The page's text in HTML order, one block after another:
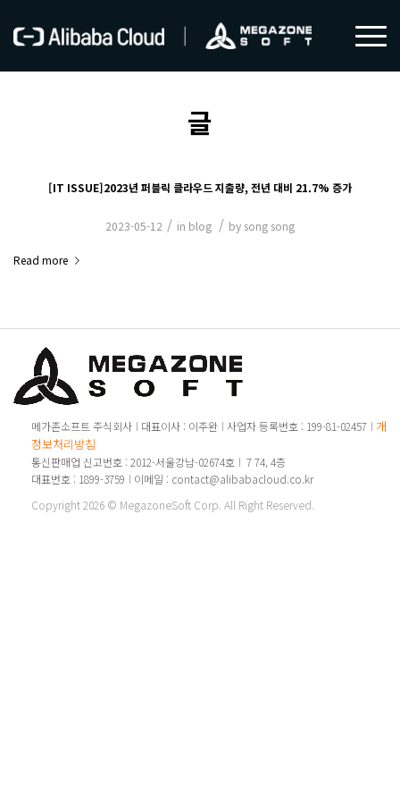
글
[IT ISSUE]2023년 퍼블릭 클라우드 지출량, 전년 대비 21.7% 증가
2023-05-12 / in blog / by song song
Read more
메가존소프트 주식회사 대표이사 : 이주완 사업자 등록번호 : 199-81-02457
개인
정보처리방침
통신판매업 신고번호 : 2012-서울강남-02674호
7 74, 4층
대표번호 : 1899-3759
이메일 : contact@alibabacloud.co.kr
Copyright 2026 © MegazoneSoft Corp. All Right Reserved.